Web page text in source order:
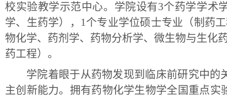
校实验教学示范中心。学院设有3个药学学术
学、生药学），1个专业学位硕士专业（制药
物化学、药剂学、药物分析学、微生物与生化
药工程）。
学院着眼于从药物发现到临床前研究中
主创新能力。拥有药物化学生物学全国重点